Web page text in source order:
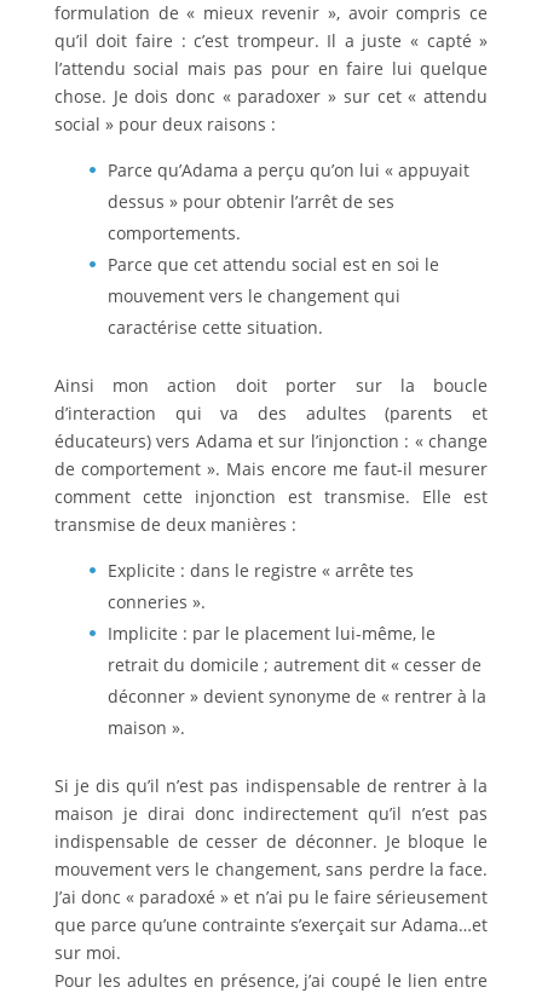
formulation de « mieux revenir », avoir compris ce
qu’il doit faire : c’est trompeur. Il a juste « capté »
l’attendu social mais pas pour en faire lui quelque
chose. Je dois donc « paradoxer » sur cet « attendu
social » pour deux raisons :
Parce qu’Adama a perçu qu’on lui « appuyait
dessus » pour obtenir l’arrêt de ses
comportements.
Parce que cet attendu social est en soi le
mouvement vers le changement qui
caractérise cette situation.
Ainsi mon action doit porter sur la boucle
d’interaction qui va des adultes (parents et
éducateurs) vers Adama et sur l’injonction : « change
de comportement ». Mais encore me faut-il mesurer
comment cette injonction est transmise. Elle est
transmise de deux manières :
Explicite : dans le registre « arrête tes
conneries ».
Implicite : par le placement lui-même, le
retrait du domicile ; autrement dit « cesser de
déconner » devient synonyme de « rentrer à la
maison ».
Si je dis qu’il n’est pas indispensable de rentrer à la
maison je dirai donc indirectement qu’il n’est pas
indispensable de cesser de déconner. Je bloque le
mouvement vers le changement, sans perdre la face.
J’ai donc « paradoxé » et n’ai pu le faire sérieusement
que parce qu’une contrainte s’exerçait sur Adama…et
sur moi.
Pour les adultes en présence, j’ai coupé le lien entre